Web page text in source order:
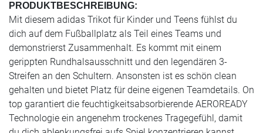
PRODUKTBESCHREIBUNG:
Mit diesem adidas Trikot für Kinder und Teens fühlst du
dich auf dem Fußballplatz als Teil eines Teams und
demonstrierst Zusammenhalt. Es kommt mit einem
gerippten Rundhalsausschnitt und den legendären 3-
Streifen an den Schultern. Ansonsten ist es schön clean
gehalten und bietet Platz für deine eigenen Teamdetails. On
top garantiert die feuchtigkeitsabsorbierende AEROREADY
Technologie ein angenehm trockenes Tragegefühl, damit